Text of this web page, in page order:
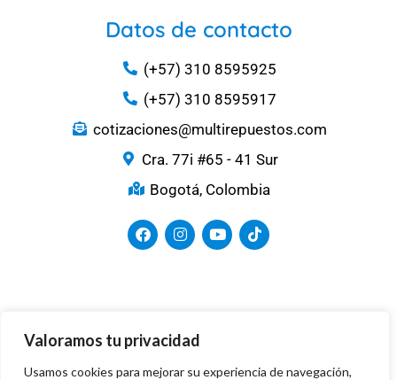
Valoramos tu privacidad
Usamos cookies para mejorar su experiencia de navegación,
Datos de contacto
(+57) 310 8595925
(+57) 310 8595917
cotizaciones@multirepuestos.com
Cra. 77i #65 - 41 Sur
Bogotá, Colombia